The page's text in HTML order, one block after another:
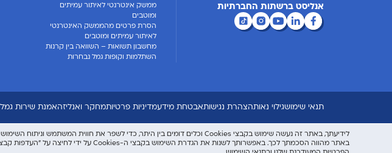
אנליסט ברשתות החברתיות
ממשק אינטרנטי לאיתור עמיתים
ומוטבים
הסרת פרטים מהממשק האינטרנטי
לאיתור עמיתים ומוטבים
מחשבון תשואות – השוואה בין קרנות
השתלמות וקופות גמל נבחרות
תנאי שימושגילוי נאותהצהרת נגישותאבטחת מידעמדיניות פרטיותמחקר ואנליזהאמנת שירות גמל
לידיעתך, באתר זה נעשה שימוש בקבצי Cookies וכלים דומים בין היתר, כדי לשפר את חווית המשתמש וניתוח השימוש באתר - בהתאם
באתר מהווה הסכמתך לכך. באפשרותך לשנות את הגדרת השימוש בקבצי ה-Cookies על ידי לחיצה על "העדפות קבצי Cookies". למידע נוסף והרחבה, יש לעיין